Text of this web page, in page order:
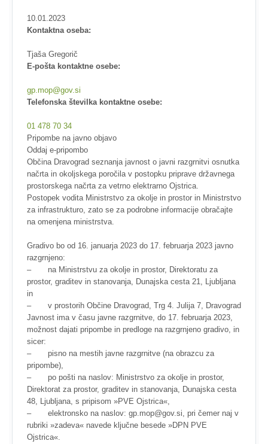
10.01.2023
Kontaktna oseba:
Tjaša Gregorič
E-pošta kontaktne osebe:
gp.mop@gov.si
Telefonska številka kontaktne osebe:
01 478 70 34
Pripombe na javno objavo
Oddaj e-pripombo
Občina Dravograd seznanja javnost o javni razgrnitvi osnutka
načrta in okoljskega poročila v postopku priprave državnega
prostorskega načrta za vetrno elektrarno Ojstrica.
Postopek vodita Ministrstvo za okolje in prostor in Ministrstvo
za infrastrukturo, zato se za podrobne informacije obračajte
na omenjena ministrstva.
Gradivo bo od 16. januarja 2023 do 17. februarja 2023 javno
razgrnjeno:
– na Ministrstvu za okolje in prostor, Direktoratu za
prostor, graditev in stanovanja, Dunajska cesta 21, Ljubljana
in
– v prostorih Občine Dravograd, Trg 4. Julija 7, Dravograd
Javnost ima v času javne razgrnitve, do 17. februarja 2023,
možnost dajati pripombe in predloge na razgrnjeno gradivo, in
sicer:
– pisno na mestih javne razgrnitve (na obrazcu za
pripombe),
– po pošti na naslov: Ministrstvo za okolje in prostor,
Direktorat za prostor, graditev in stanovanja, Dunajska cesta
48, Ljubljana, s pripisom »PVE Ojstrica«,
– elektronsko na naslov: gp.mop@gov.si, pri čemer naj v
rubriki »zadeva« navede ključne besede »DPN PVE
Ojstrica«.